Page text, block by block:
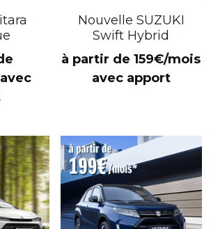
Nouvelle SUZUKI
Swift Hybrid
à partir de 159€/mois
avec apport